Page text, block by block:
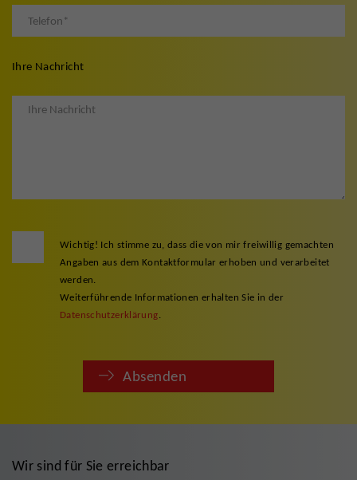
Ihre Nachricht
Wichtig! Ich stimme zu, dass die von mir freiwillig gemachten
Angaben aus dem Kontaktformular erhoben und verarbeitet
werden.
Weiterführende Informationen erhalten Sie in der
Datenschutzerklärung.
Absenden
Wir sind für Sie erreichbar